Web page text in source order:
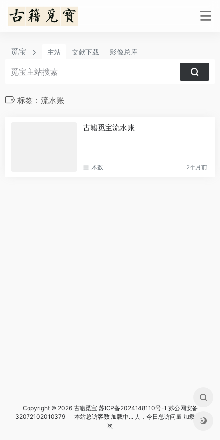
觅宝 主站 文献下载 影像总库
标签：流水账
古籍觅宝流水账
术数 2个月前
Copyright © 2026 古籍觅宝 苏ICP备2024148110号-1 苏公网安备
32072102010379
本站总访客数 加载中...人，今日总访问量 加载中...
次